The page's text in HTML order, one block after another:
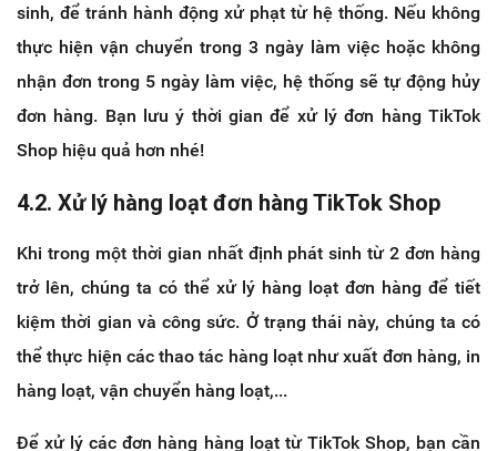
sinh, để tránh hành động xử phạt từ hệ thống. Nếu không
thực hiện vận chuyển trong 3 ngày làm việc hoặc không
nhận đơn trong 5 ngày làm việc, hệ thống sẽ tự động hủy
đơn hàng. Bạn lưu ý thời gian để xử lý đơn hàng TikTok
Shop hiệu quả hơn nhé!
4.2. Xử lý hàng loạt đơn hàng TikTok Shop
Khi trong một thời gian nhất định phát sinh từ 2 đơn hàng
trở lên, chúng ta có thể xử lý hàng loạt đơn hàng để tiết
kiệm thời gian và công sức. Ở trạng thái này, chúng ta có
thể thực hiện các thao tác hàng loạt như xuất đơn hàng, in
hàng loạt, vận chuyển hàng loạt,...
Để xử lý các đơn hàng hàng loạt từ TikTok Shop, bạn cần